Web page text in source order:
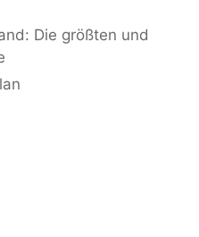
Die größten und